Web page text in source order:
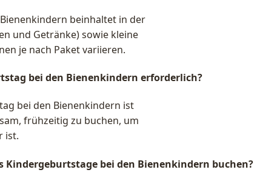
beinhaltet in der
und Getränke) sowie kleine
je nach Paket variieren.
bei den Bienenkindern erforderlich?
bei den Bienenkindern ist
frühzeitig zu buchen, um
ist.
bei den Bienenkindern buchen?